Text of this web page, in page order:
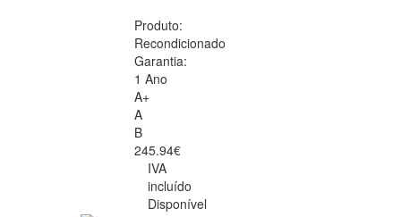
Produto:
Recondicionado
Garantia:
1 Ano
A+
A
B
245.94€
IVA
incluído
Disponível